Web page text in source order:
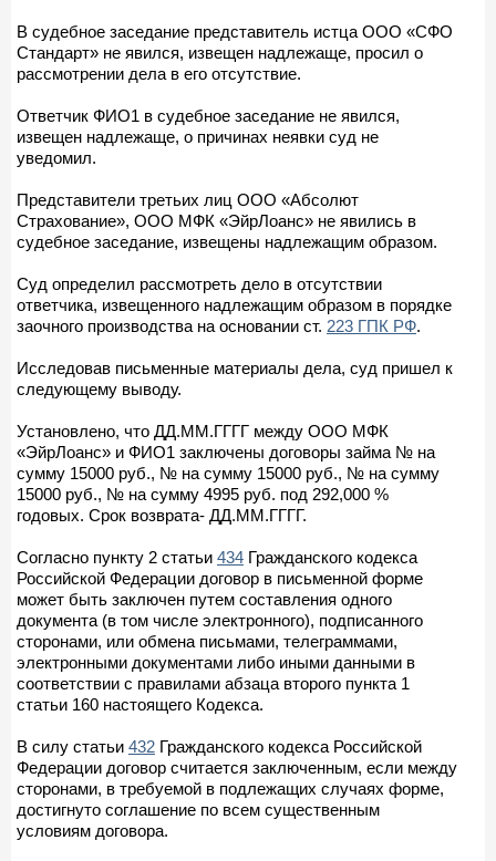
В судебное заседание представитель истца ООО «СФО
Стандарт» не явился, извещен надлежаще, просил о
рассмотрении дела в его отсутствие.
Ответчик ФИО1 в судебное заседание не явился,
извещен надлежаще, о причинах неявки суд не
уведомил.
Представители третьих лиц ООО «Абсолют
Страхование», ООО МФК «ЭйрЛоанс» не явились в
судебное заседание, извещены надлежащим образом.
Суд определил рассмотреть дело в отсутствии
ответчика, извещенного надлежащим образом в порядке
заочного производства на основании ст. 223 ГПК РФ.
Исследовав письменные материалы дела, суд пришел к
следующему выводу.
Установлено, что ДД.ММ.ГГГГ между ООО МФК
«ЭйрЛоанс» и ФИО1 заключены договоры займа № на
сумму 15000 руб., № на сумму 15000 руб., № на сумму
15000 руб., № на сумму 4995 руб. под 292,000 %
годовых. Срок возврата- ДД.ММ.ГГГГ.
Согласно пункту 2 статьи 434 Гражданского кодекса
Российской Федерации договор в письменной форме
может быть заключен путем составления одного
документа (в том числе электронного), подписанного
сторонами, или обмена письмами, телеграммами,
электронными документами либо иными данными в
соответствии с правилами абзаца второго пункта 1
статьи 160 настоящего Кодекса.
В силу статьи 432 Гражданского кодекса Российской
Федерации договор считается заключенным, если между
сторонами, в требуемой в подлежащих случаях форме,
достигнуто соглашение по всем существенным
условиям договора.